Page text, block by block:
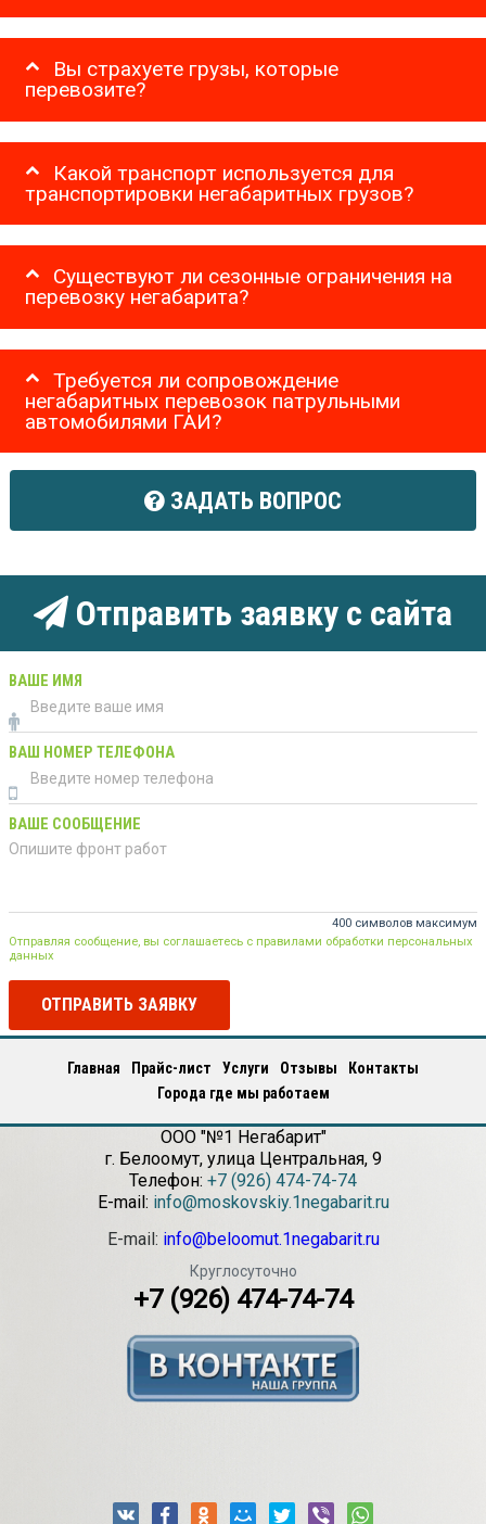
Вы страхуете грузы, которые
перевозите?
Какой транспорт используется для
транспортировки негабаритных грузов?
Существуют ли сезонные ограничения на
перевозку негабарита?
Требуется ли сопровождение
негабаритных перевозок патрульными
автомобилями ГАИ?
ЗАДАТЬ ВОПРОС
Отправить заявку с сайта
ВАШЕ ИМЯ
ВАШ НОМЕР ТЕЛЕФОНА
ВАШЕ СООБЩЕНИЕ
400 символов максимум
Отправляя сообщение, вы соглашаетесь с правилами обработки персональных
данных
ОТПРАВИТЬ ЗАЯВКУ
Главная Прайс-лист Услуги Отзывы
Контакты
Города где мы работаем
ООО "№1 Негабарит"
г. Белоомут, улица Центральная, 9
Телефон: +7 (926) 474-74-74
E-mail: info@moskovskiy.1negabarit.ru
E-mail: info@beloomut.1negabarit.ru
Круглосуточно
+7 (926) 474-74-74